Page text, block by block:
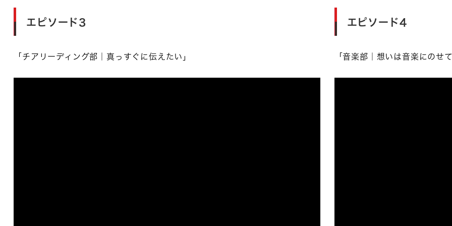
エピソード3
「チアリーディング部｜真っすぐに伝えたい」
エピソード4
「音楽部｜想いは音楽にのせ